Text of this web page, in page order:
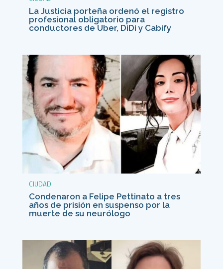
La Justicia porteña ordenó el registro
profesional obligatorio para
conductores de Uber, DiDi y Cabify
CIUDAD
Condenaron a Felipe Pettinato a tres
años de prisión en suspenso por la
muerte de su neurólogo